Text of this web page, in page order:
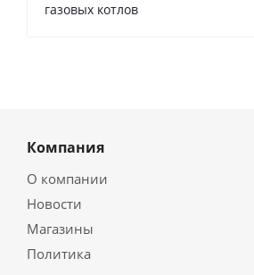
газовых котлов
Компания
О компании
Новости
Магазины
Политика